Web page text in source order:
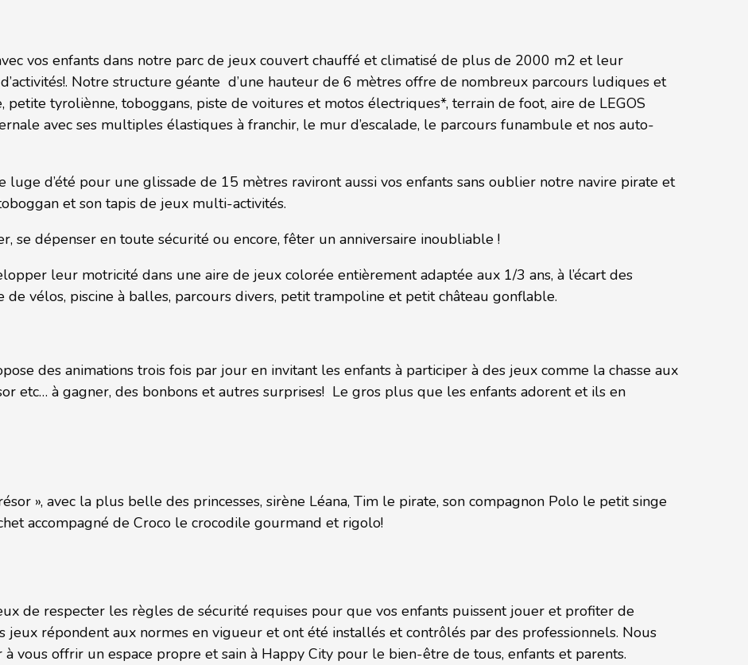
vos enfants dans notre parc de jeux couvert chauffé et climatisé de plus de 2000 m2 et leur
Notre structure géante d’une hauteur de 6 mètres offre de nombreux parcours ludiques et
petite tyroliènne, toboggans, piste de voitures et motos électriques*, terrain de foot, aire de LEGOS
avec ses multiples élastiques à franchir, le mur d’escalade, le parcours funambule et nos auto-
luge d’été pour une glissade de 15 mètres raviront aussi vos enfants sans oublier notre navire pirate et
et son tapis de jeux multi-activités.
se dépenser en toute sécurité ou encore, fêter un anniversaire inoubliable !
leur motricité dans une aire de jeux colorée entièrement adaptée aux 1/3 ans, à l’écart des
vélos, piscine à balles, parcours divers, petit trampoline et petit château gonflable.
des animations trois fois par jour en invitant les enfants à participer à des jeux comme la chasse aux
etc… à gagner, des bonbons et autres surprises! Le gros plus que les enfants adorent et ils en
», avec la plus belle des princesses, sirène Léana, Tim le pirate, son compagnon Polo le petit singe
accompagné de Croco le crocodile gourmand et rigolo!
de respecter les règles de sécurité requises pour que vos enfants puissent jouer et profiter de
jeux répondent aux normes en vigueur et ont été installés et contrôlés par des professionnels. Nous
vous offrir un espace propre et sain à Happy City pour le bien-être de tous, enfants et parents.